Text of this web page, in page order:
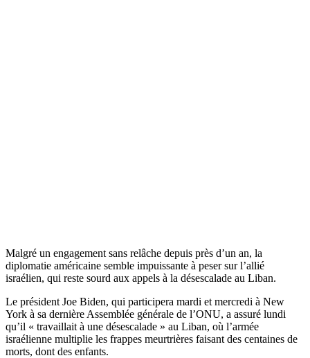
Malgré un engagement sans relâche depuis près d’un an, la
diplomatie américaine semble impuissante à peser sur l’allié
israélien, qui reste sourd aux appels à la désescalade au Liban.
Le président Joe Biden, qui participera mardi et mercredi à New
York à sa dernière Assemblée générale de l’ONU, a assuré lundi
qu’il « travaillait à une désescalade » au Liban, où l’armée
israélienne multiplie les frappes meurtrières faisant des centaines de
morts, dont des enfants.